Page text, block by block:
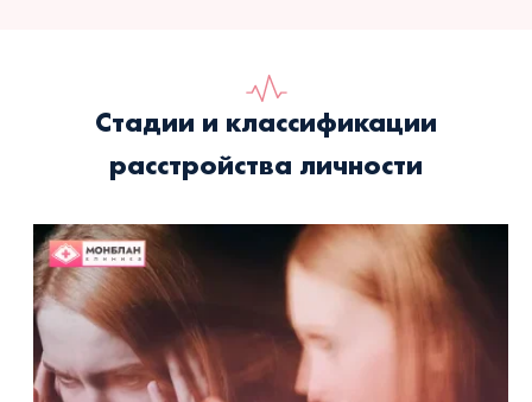
Стадии и классификации
расстройства личности